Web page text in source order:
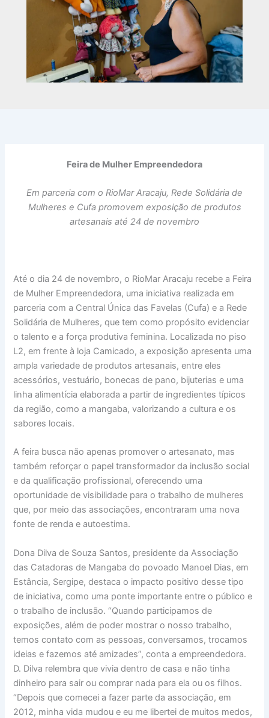
Feira de Mulher Empreendedora
Em parceria com o RioMar Aracaju, Rede Solidária de
Mulheres e Cufa promovem exposição de produtos
artesanais até 24 de novembro
Até o dia 24 de novembro, o RioMar Aracaju recebe a Feira
de Mulher Empreendedora, uma iniciativa realizada em
parceria com a Central Única das Favelas (Cufa) e a Rede
Solidária de Mulheres, que tem como propósito evidenciar
o talento e a força produtiva feminina. Localizada no piso
L2, em frente à loja Camicado, a exposição apresenta uma
ampla variedade de produtos artesanais, entre eles
acessórios, vestuário, bonecas de pano, bijuterias e uma
linha alimentícia elaborada a partir de ingredientes típicos
da região, como a mangaba, valorizando a cultura e os
sabores locais.
A feira busca não apenas promover o artesanato, mas
também reforçar o papel transformador da inclusão social
e da qualificação profissional, oferecendo uma
oportunidade de visibilidade para o trabalho de mulheres
que, por meio das associações, encontraram uma nova
fonte de renda e autoestima.
Dona Dilva de Souza Santos, presidente da Associação
das Catadoras de Mangaba do povoado Manoel Dias, em
Estância, Sergipe, destaca o impacto positivo desse tipo
de iniciativa, como uma ponte importante entre o público e
o trabalho de inclusão. “Quando participamos de
exposições, além de poder mostrar o nosso trabalho,
temos contato com as pessoas, conversamos, trocamos
ideias e fazemos até amizades”, conta a empreendedora.
D. Dilva relembra que vivia dentro de casa e não tinha
dinheiro para sair ou comprar nada para ela ou os filhos.
“Depois que comecei a fazer parte da associação, em
2012, minha vida mudou e eu me libertei de muitos medos,